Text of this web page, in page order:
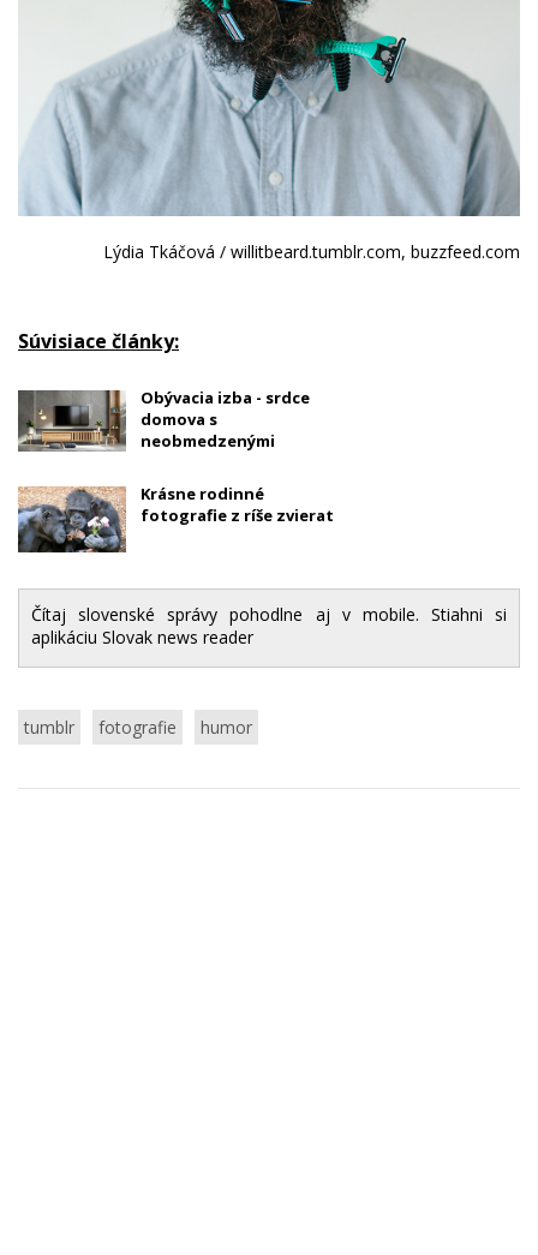
Lýdia Tkáčová / willitbeard.tumblr.com, buzzfeed.com
Súvisiace články:
Obývacia izba - srdce
domova s
neobmedzenými
Krásne rodinné
fotografie z ríše zvierat
Čítaj slovenské správy pohodlne aj v mobile. Stiahni si
aplikáciu Slovak news reader
tumblr fotografie humor